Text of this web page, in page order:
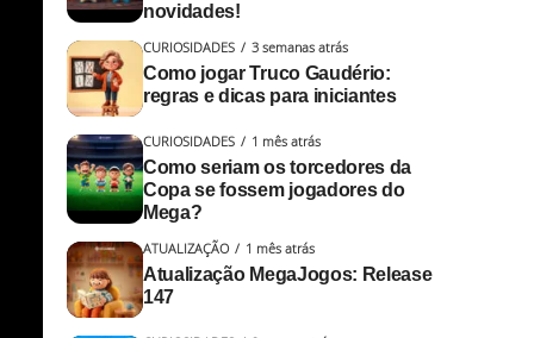
novidades!
CURIOSIDADES 3 semanas atrás
Como jogar Truco Gaudério:
regras e dicas para iniciantes
CURIOSIDADES 1 mês atrás
Como seriam os torcedores da
Copa se fossem jogadores do
Mega?
ATUALIZAÇÃO 1 mês atrás
Atualização MegaJogos: Release
147